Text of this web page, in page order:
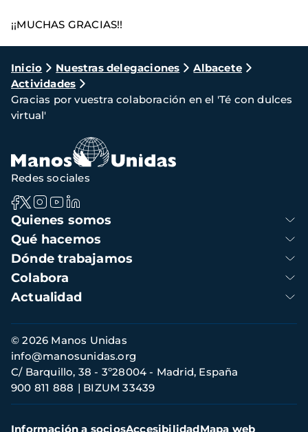
¡¡MUCHAS GRACIAS!!
Ruta
de
navegación
Inicio Nuestras delegaciones
Albacete
Actividades
Gracias por vuestra colaboración en el 'Té con dulces
virtual'
Navegación
principal
Quienes somos
Qué hacemos
Dónde trabajamos
Colabora
Actualidad
Redes sociales
Información
de
contacto
© 2026 Manos Unidas
C/ Barquillo, 38 - 3º28004 - Madrid, España
900 811 888
BIZUM 33439
info@manosunidas.org
Menú
Información a sociosAccesibilidadMapa web